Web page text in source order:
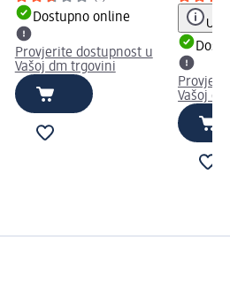
Dostupno online
Provjerite dostupnost u
Vašoj dm trgovini
Vašoj